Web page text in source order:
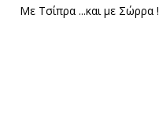
Με Τσίπρα ...και με Σώρρα !